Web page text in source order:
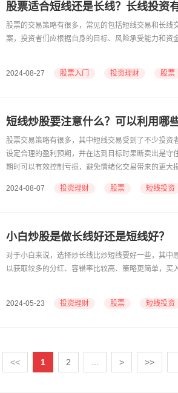
股票适合短线还是长线？长线投资
股票的交易策略有很多，常见的包括短线交易和长
案，投资者们应根据自身的目标、风险承受能力和资
2024-08-27 股票入门 投资理财 股票
短线炒股要注意什么？可以利用哪
股票交易策略有很多，其中短线交易受到了不少投
设定合理的盈利预期，并在达到目标时果断卖出是
期时可以有效控制亏损，避免情绪化交易带来的更大损
2024-08-07 投资理财 股票 短线投资
小白炒股是做长线好还是短线好？
对于小白来说，选择炒长线比炒短线要好一些，其
以获取较多的分红、容错率比较高、策略更简单，买
2024-05-23 投资理财 股票 短线投资
<< 1 2 > >>